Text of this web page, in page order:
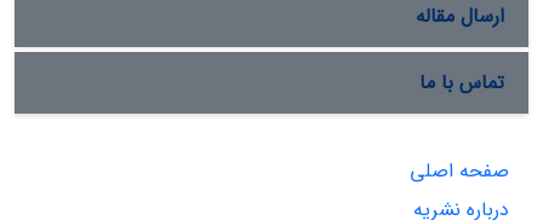
ارسال مقاله
تماس با ما
صفحه اصلی
درباره نشریه